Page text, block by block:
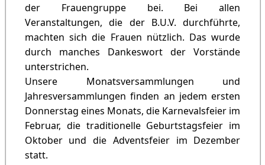
der Frauengruppe bei. Bei allen
Veranstaltungen, die der B.U.V. durchführte,
machten sich die Frauen nützlich. Das wurde
durch manches Dankeswort der Vorstände
unterstrichen.
Unsere Monatsversammlungen und
Jahresversammlungen finden an jedem ersten
Donnerstag eines Monats, die Karnevalsfeier im
Februar, die traditionelle Geburtstagsfeier im
Oktober und die Adventsfeier im Dezember
statt.